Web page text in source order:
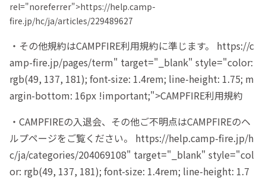
rel="noreferrer">https://help.camp-
fire.jp/hc/ja/articles/229489627
・その他規約はCAMPFIRE利用規約に準じます。 https://c
amp-fire.jp/pages/term" target="_blank" style="color:
rgb(49, 137, 181); font-size: 1.4rem; line-height: 1.75; m
argin-bottom: 16px !important;">CAMPFIRE利用規約
・CAMPFIREの入退会、その他ご不明点はCAMPFIREのヘ
ルプページをご覧ください。 https://help.camp-fire.jp/h
c/ja/categories/204069108" target="_blank" style="col
or: rgb(49, 137, 181); font-size: 1.4rem; line-height: 1.7